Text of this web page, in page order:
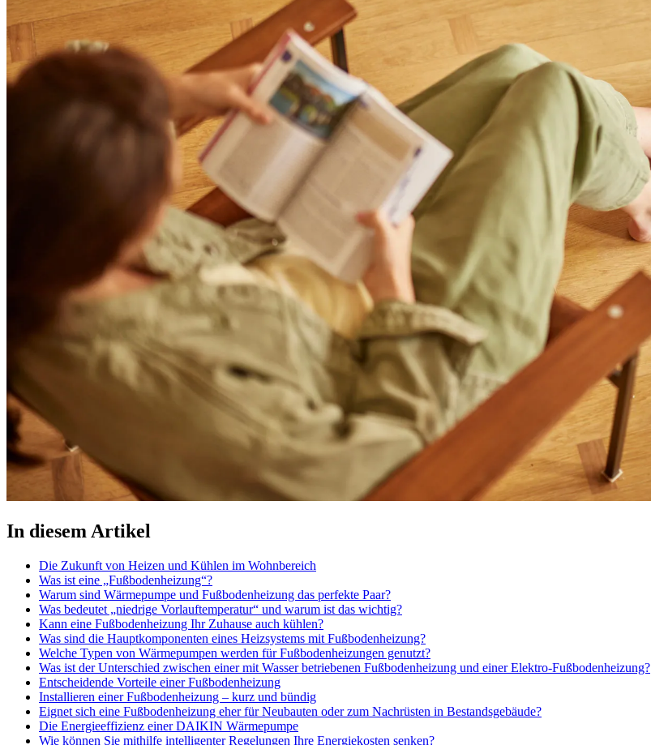
In diesem Artikel
Die Zukunft von Heizen und Kühlen im Wohnbereich
Was ist eine „Fußbodenheizung“?
Warum sind Wärmepumpe und Fußbodenheizung das perfekte Paar?
Was bedeutet „niedrige Vorlauftemperatur“ und warum ist das wichtig?
Kann eine Fußbodenheizung Ihr Zuhause auch kühlen?
Was sind die Hauptkomponenten eines Heizsystems mit Fußbodenheizung?
Welche Typen von Wärmepumpen werden für Fußbodenheizungen genutzt?
Was ist der Unterschied zwischen einer mit Wasser betriebenen Fußbodenheizung und einer Elektro-Fußbodenheizung?
Entscheidende Vorteile einer Fußbodenheizung
Installieren einer Fußbodenheizung – kurz und bündig
Eignet sich eine Fußbodenheizung eher für Neubauten oder zum Nachrüsten in Bestandsgebäude?
Die Energieeffizienz einer DAIKIN Wärmepumpe
Wie können Sie mithilfe intelligenter Regelungen Ihre Energiekosten senken?